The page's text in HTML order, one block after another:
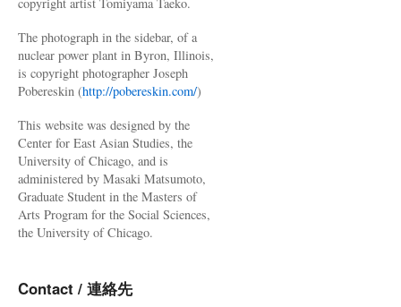
The photograph in the sidebar, of a
nuclear power plant in Byron, Illinois,
is copyright photographer Joseph
Pobereskin (http://pobereskin.com/)
This website was designed by the
Center for East Asian Studies, the
University of Chicago, and is
administered by Masaki Matsumoto,
Graduate Student in the Masters of
Arts Program for the Social Sciences,
the University of Chicago.
Contact / 連絡先